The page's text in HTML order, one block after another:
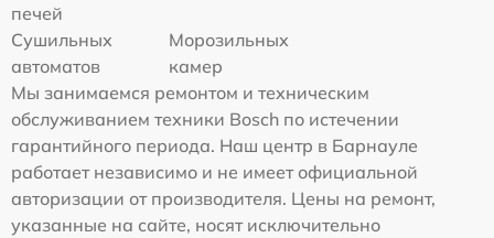
печей
Сушильных
автоматов
Морозильных
камер
Мы занимаемся ремонтом и техническим
обслуживанием техники Bosch по истечении
гарантийного периода. Наш центр в Барнауле
работает независимо и не имеет официальной
авторизации от производителя. Цены на ремонт,
указанные на сайте, носят исключительно